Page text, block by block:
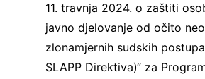
11. travnja 2024. o zaštiti
javno djelovanje od očito
zlonamjernih sudskih
SLAPP Direktiva)“ za